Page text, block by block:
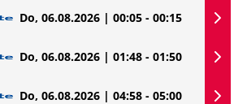
Do, 06.08.2026 | 00:05 - 00:15
Do, 06.08.2026 | 01:48 - 01:50
Do, 06.08.2026 | 04:58 - 05:00